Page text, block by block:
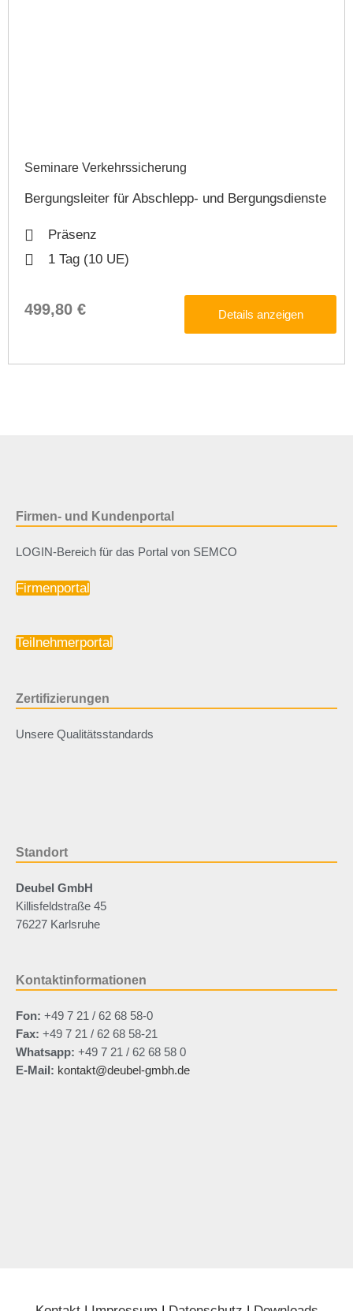
Seminare Verkehrssicherung​
Bergungsleiter für Abschlepp- und Bergungsdienste
Präsenz
1 Tag (10 UE)
499,80 € Details anzeigen
Firmen- und Kundenportal
LOGIN-Bereich für das Portal von SEMCO
Firmenportal
Teilnehmerportal
Zertifizierungen
Unsere Qualitätsstandards
Standort
Deubel GmbH
Killisfeldstraße 45
76227 Karlsruhe
Kontaktinformationen
Fon: +49 7 21 / 62 68 58-0
Fax: +49 7 21 / 62 68 58-21
Whatsapp: +49 7 21 / 62 68 58 0
E-Mail: kontakt@deubel-gmbh.de